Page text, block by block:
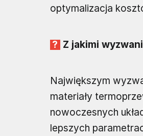
optymalizacja
Z jakimi
Największym
materiały
nowoczesnych
lepszych